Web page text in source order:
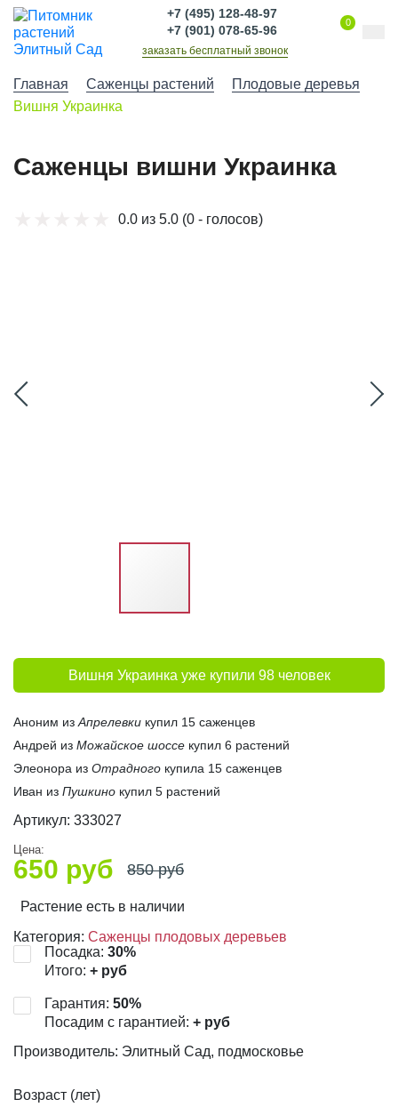
+7 (495) 128-48-97
+7 (901) 078-65-96
заказать бесплатный звонок
0
Главная Саженцы растений
Плодовые деревья
Вишня Украинка
Саженцы вишни Украинка
0.0 из 5.0(0 - голосов)
Вишня Украинка уже купили 98 человек
Аноним из Апрелевки купил 15 саженцев
Андрей из Можайское шоссе купил 6 растений
Элеонора из Отрадного купила 15 саженцев
Иван из Пушкино купил 5 растений
Артикул: 333027
Цена:
650 руб 850руб
Растение есть в наличии
Категория: Саженцы плодовых деревьев
Посадка: 30%
Итого: + руб
Гарантия: 50%
Посадим с гарантией: + руб
Производитель: Элитный Сад, подмосковье
Возраст (лет)